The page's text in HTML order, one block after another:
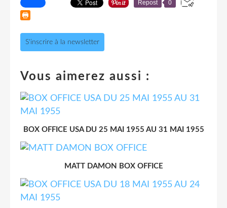
Repost 0
S'inscrire à la newsletter
Vous aimerez aussi :
BOX OFFICE USA DU 25 MAI 1955 AU 31 MAI 1955
MATT DAMON BOX OFFICE